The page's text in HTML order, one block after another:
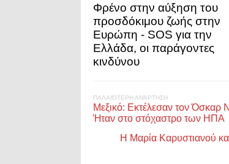
Φρένο στην αύξηση του
προσδόκιμου ζωής στην
Ευρώπη - SOS για την
Ελλάδα, οι παράγοντες
κινδύνου
ΠΑΛΑΙΌΤΕΡΗ ΑΝΆΡΤΗΣΗ
Μεξικό: Εκτέλεσαν τον Όσκαρ
Ήταν στο στόχαστρο των ΗΠΑ
Η Μαρία Καρυστιανού